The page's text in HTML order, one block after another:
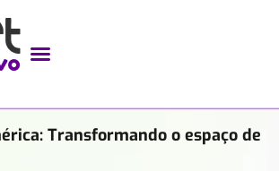
Transformando o espaço de